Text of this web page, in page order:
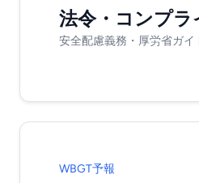
法令・コンプラ
安全配慮義務・厚労省ガイ
WBGT予報